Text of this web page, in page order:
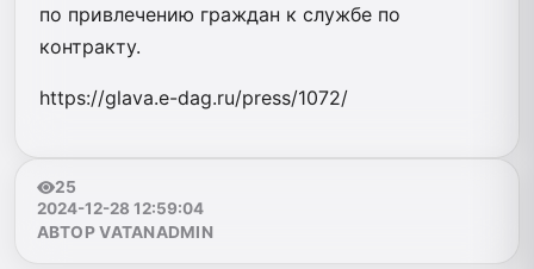
по привлечению граждан к службе по
контракту.
https://glava.e-dag.ru/press/1072/
25
2024-12-28 12:59:04
АВТОР VATANADMIN